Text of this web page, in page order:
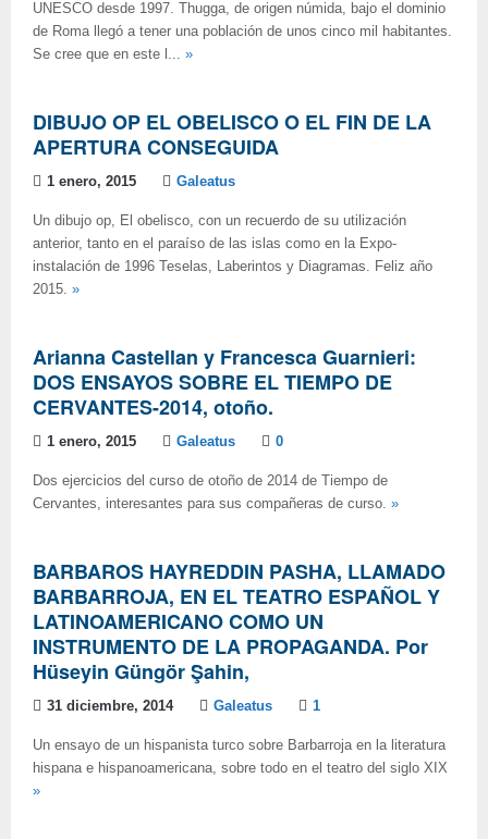
UNESCO desde 1997. Thugga, de origen númida, bajo el dominio
de Roma llegó a tener una población de unos cinco mil habitantes.
Se cree que en este l... »
DIBUJO OP EL OBELISCO O EL FIN DE LA
APERTURA CONSEGUIDA
1 enero, 2015 Galeatus
Un dibujo op, El obelisco, con un recuerdo de su utilización
anterior, tanto en el paraíso de las islas como en la Expo-
instalación de 1996 Teselas, Laberintos y Diagramas. Feliz año
2015. »
Arianna Castellan y Francesca Guarnieri:
DOS ENSAYOS SOBRE EL TIEMPO DE
CERVANTES-2014, otoño.
1 enero, 2015 Galeatus 0
Dos ejercicios del curso de otoño de 2014 de Tiempo de
Cervantes, interesantes para sus compañeras de curso. »
BARBAROS HAYREDDIN PASHA, LLAMADO
BARBARROJA, EN EL TEATRO ESPAÑOL Y
LATINOAMERICANO COMO UN
INSTRUMENTO DE LA PROPAGANDA. Por
Hüseyin Güngör Şahin,
31 diciembre, 2014 Galeatus 1
Un ensayo de un hispanista turco sobre Barbarroja en la literatura
hispana e hispanoamericana, sobre todo en el teatro del siglo XIX
»